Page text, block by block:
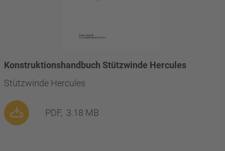
Konstruktionshandbuch Stützwinde Hercules
Stützwinde Hercules
PDF, 3.18 MB